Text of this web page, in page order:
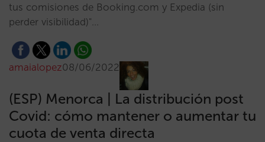
tus comisiones de Booking.com y Expedia (sin
perder visibilidad)"…
amaialopez08/06/2022
(ESP) Menorca | La distribución post
Covid: cómo mantener o aumentar tu
cuota de venta directa